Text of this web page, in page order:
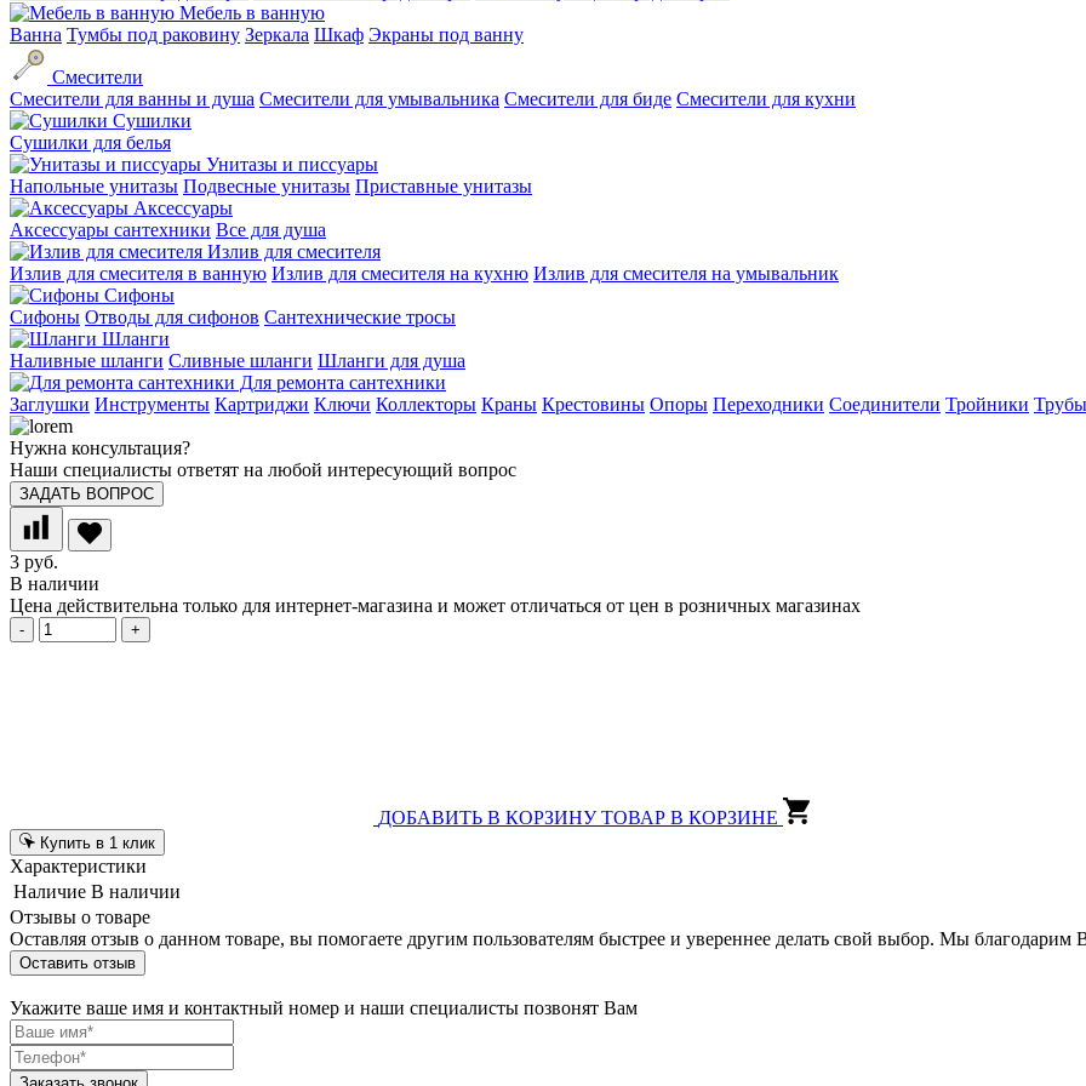
Мебель в ванную
Ванна Тумбы под раковину Зеркала Шкаф Экраны под ванну
Смесители
Смесители для ванны и душа Смесители для умывальника Смесители для биде Смесители для кухни
Сушилки
Сушилки для белья
Унитазы и писсуары
Напольные унитазы Подвесные унитазы Приставные унитазы
Аксессуары
Аксессуары сантехники Все для душа
Излив для смесителя
Излив для смесителя в ванную Излив для смесителя на кухню Излив для смесителя на умывальник
Сифоны
Сифоны Отводы для сифонов Сантехнические тросы
Шланги
Наливные шланги Сливные шланги Шланги для душа
Для ремонта сантехники
Заглушки Инструменты Картриджи Ключи Коллекторы Краны Крестовины Опоры Переходники Соединители Тройники Трубы
Нужна консультация?
Наши специалисты ответят на любой интересующий вопрос
ЗАДАТЬ ВОПРОС
3 руб.
В наличии
Цена действительна только для интернет-магазина и может отличаться от цен в розничных магазинах
- +
ДОБАВИТЬ В КОРЗИНУ ТОВАР В КОРЗИНЕ
Купить в 1 клик
Характеристики
Наличие В наличии
Отзывы о товаре
Оставляя отзыв о данном товаре, вы помогаете другим пользователям быстрее и увереннее делать свой выбор. Мы благодарим
Оставить отзыв
Укажите ваше имя и контактный номер и наши специалисты позвонят Вам